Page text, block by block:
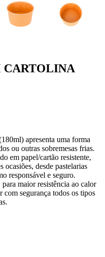
CARTOLINA
apresenta uma forma
ou outras sobremesas frias.
em papel/cartão resistente,
ocasiões, desde pastelarias
responsável e seguro.
maior resistência ao calor
com segurança todos os tipos